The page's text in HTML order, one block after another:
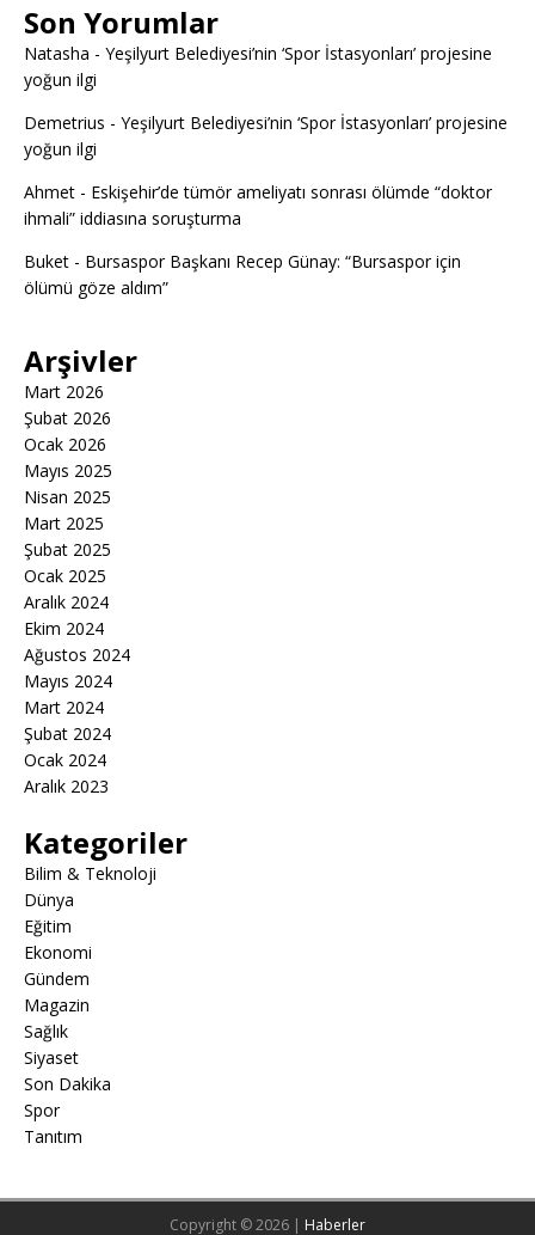
Son Yorumlar
Natasha - Yeşilyurt Belediyesi’nin ‘Spor İstasyonları’ projesine
yoğun ilgi
Demetrius - Yeşilyurt Belediyesi’nin ‘Spor İstasyonları’ projesine
yoğun ilgi
Ahmet - Eskişehir’de tümör ameliyatı sonrası ölümde “doktor
ihmali” iddiasına soruşturma
Buket - Bursaspor Başkanı Recep Günay: “Bursaspor için
ölümü göze aldım”
Arşivler
Mart 2026
Şubat 2026
Ocak 2026
Mayıs 2025
Nisan 2025
Mart 2025
Şubat 2025
Ocak 2025
Aralık 2024
Ekim 2024
Ağustos 2024
Mayıs 2024
Mart 2024
Şubat 2024
Ocak 2024
Aralık 2023
Kategoriler
Bilim & Teknoloji
Dünya
Eğitim
Ekonomi
Gündem
Magazin
Sağlık
Siyaset
Son Dakika
Spor
Tanıtım
Copyright © 2026 | Haberler